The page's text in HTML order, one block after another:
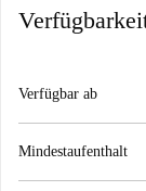
Verfügbar ab
Mindestaufenthalt